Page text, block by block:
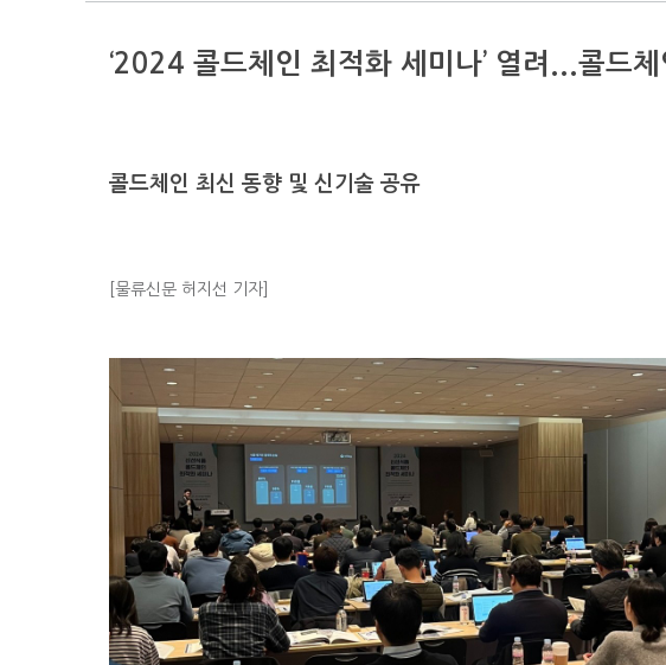
‘2024 콜드체인 최적화 세미나’ 열려...콜드
콜드체인 최신 동향 및 신기술 공유
[물류신문 허지선 기자]